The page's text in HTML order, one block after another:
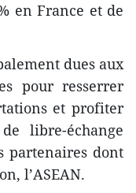
en France et de
dues aux
pour resserrer
et profiter
libre-échange
partenaires dont
l’ASEAN.